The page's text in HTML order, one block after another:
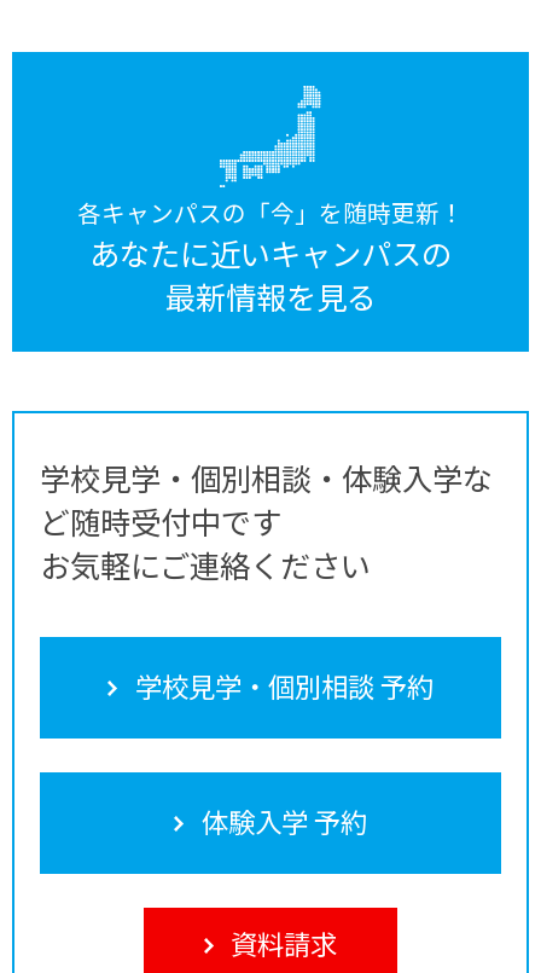
各キャンパスの「今」を随時更新！
あなたに近いキャンパスの
最新情報を見る
学校見学・個別相談・体験入学な
ど随時受付中です
お気軽にご連絡ください
学校見学・個別相談 予約
体験入学 予約
資料請求